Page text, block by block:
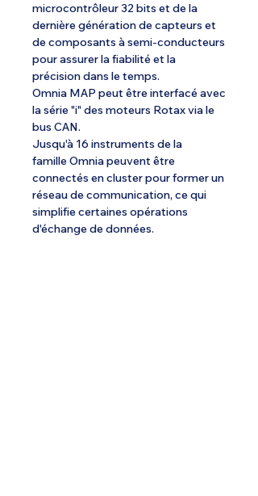
microcontrôleur 32 bits et de la
dernière génération de capteurs et
de composants à semi-conducteurs
pour assurer la fiabilité et la
précision dans le temps.
Omnia MAP peut être interfacé avec
la série "i" des moteurs Rotax via le
bus CAN.
Jusqu'à 16 instruments de la
famille Omnia peuvent être
connectés en cluster pour former un
réseau de communication, ce qui
simplifie certaines opérations
d'échange de données.